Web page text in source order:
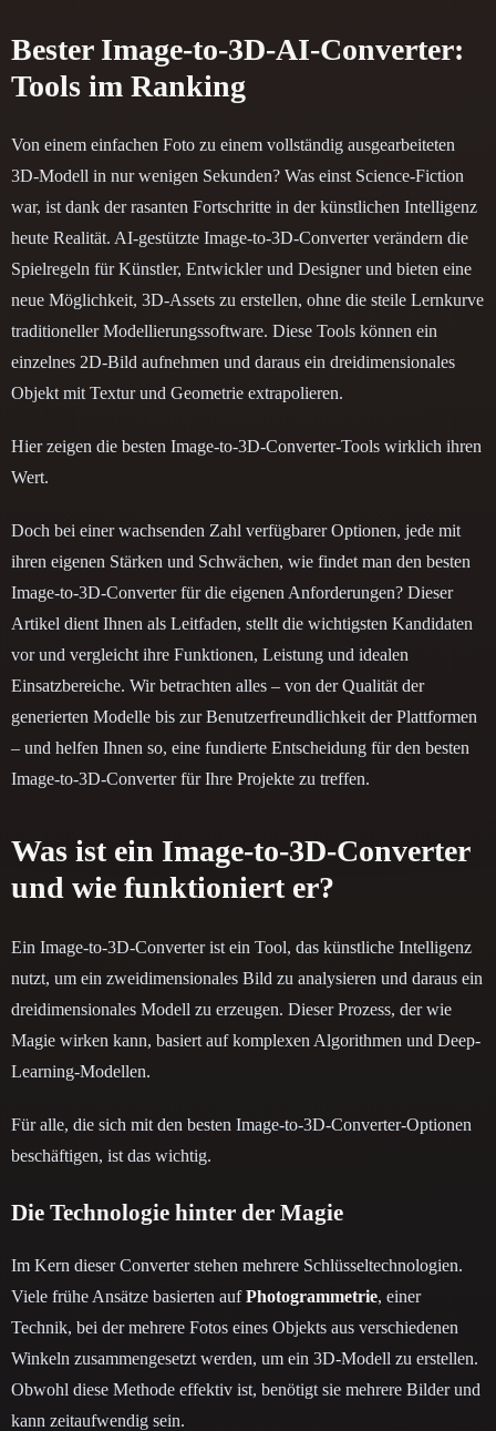
Bester Image-to-3D-AI-Converter:
Tools im Ranking
Von einem einfachen Foto zu einem vollständig ausgearbeiteten
3D-Modell in nur wenigen Sekunden? Was einst Science-Fiction
war, ist dank der rasanten Fortschritte in der künstlichen Intelligenz
heute Realität. AI-gestützte Image-to-3D-Converter verändern die
Spielregeln für Künstler, Entwickler und Designer und bieten eine
neue Möglichkeit, 3D-Assets zu erstellen, ohne die steile Lernkurve
traditioneller Modellierungssoftware. Diese Tools können ein
einzelnes 2D-Bild aufnehmen und daraus ein dreidimensionales
Objekt mit Textur und Geometrie extrapolieren.
Hier zeigen die besten Image-to-3D-Converter-Tools wirklich ihren
Wert.
Doch bei einer wachsenden Zahl verfügbarer Optionen, jede mit
ihren eigenen Stärken und Schwächen, wie findet man den besten
Image-to-3D-Converter für die eigenen Anforderungen? Dieser
Artikel dient Ihnen als Leitfaden, stellt die wichtigsten Kandidaten
vor und vergleicht ihre Funktionen, Leistung und idealen
Einsatzbereiche. Wir betrachten alles – von der Qualität der
generierten Modelle bis zur Benutzerfreundlichkeit der Plattformen
– und helfen Ihnen so, eine fundierte Entscheidung für den besten
Image-to-3D-Converter für Ihre Projekte zu treffen.
Was ist ein Image-to-3D-Converter
und wie funktioniert er?
Ein Image-to-3D-Converter ist ein Tool, das künstliche Intelligenz
nutzt, um ein zweidimensionales Bild zu analysieren und daraus ein
dreidimensionales Modell zu erzeugen. Dieser Prozess, der wie
Magie wirken kann, basiert auf komplexen Algorithmen und Deep-
Learning-Modellen.
Für alle, die sich mit den besten Image-to-3D-Converter-Optionen
beschäftigen, ist das wichtig.
Die Technologie hinter der Magie
Im Kern dieser Converter stehen mehrere Schlüsseltechnologien.
Viele frühe Ansätze basierten aufPhotogrammetrie, einer
Technik, bei der mehrere Fotos eines Objekts aus verschiedenen
Winkeln zusammengesetzt werden, um ein 3D-Modell zu erstellen.
Obwohl diese Methode effektiv ist, benötigt sie mehrere Bilder und
kann zeitaufwendig sein.